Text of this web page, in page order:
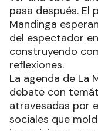
pasa después. El
Mandinga
del espectador
construyendo
reflexiones.
La agenda de La
debate con
atravesadas por
sociales que